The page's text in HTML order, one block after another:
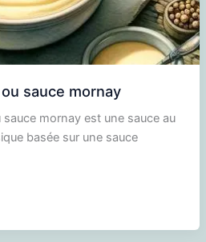
sauce mornay
mornay est une sauce au
basée sur une sauce